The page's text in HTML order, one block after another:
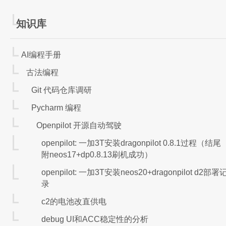
Manjaro
安装到第二块硬盘
知识库
AI编程手册
古法编程
Git 代码仓库调研
Pycharm 编程
Openpilot 开源自动驾驶
openpilot: 一加3T安装dragonpilot 0.8.1过程（结尾
附neos17+dp0.8.13刷机成功）
openpilot: 一加3T安装neos20+dragonpilot d2部署
录
c2的电池改直供电
debug UI和ACC稳定性的分析